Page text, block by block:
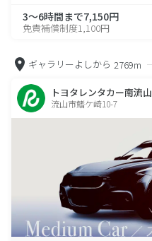
3～6時間まで7,150円
免責補償制度1,100円
ギャラリーよしから 2769m
トヨタレンタカー南流山
流山市鰭ケ崎10-7